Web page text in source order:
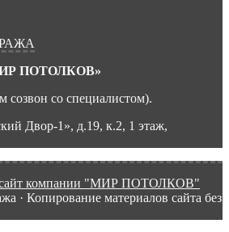
ПОТОЛКОВ»
созвон со специалистом).
Двор-1», д.19, к.2, 1 этаж,
сайт компании "МИР ПОТОЛКОВ"
· Копирование материалов сайта без